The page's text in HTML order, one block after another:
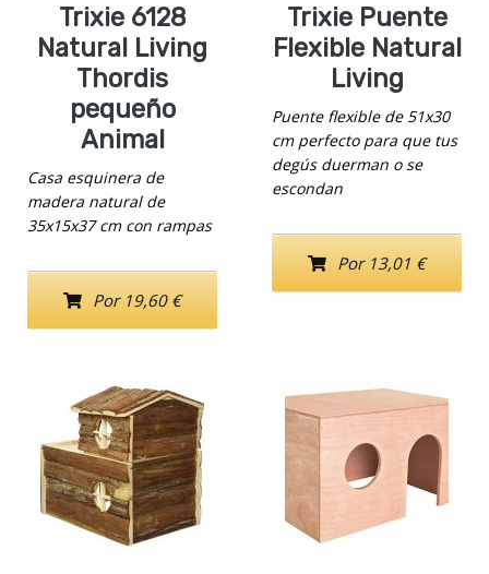
Trixie 6128
Natural Living
Thordis
pequeño
Animal
Casa esquinera de
madera natural de
35x15x37 cm con rampas
Por 19,60 €
Trixie Puente
Flexible Natural
Living
Puente flexible de 51x30
cm perfecto para que tus
degús duerman o se
escondan
Por 13,01 €